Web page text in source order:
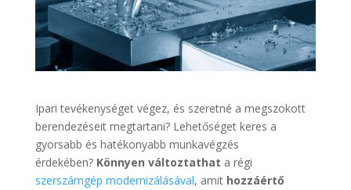
Ipari tevékenységet végez, és szeretné a megszokott
berendezéseit megtartani? Lehetőséget keres a
gyorsabb és hatékonyabb munkavégzés
érdekében? Könnyen változtathat a régi
szerszámgép modernizálásával, amit hozzáértő